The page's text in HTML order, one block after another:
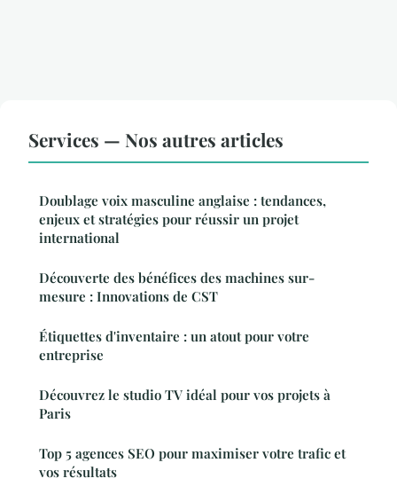
Services — Nos autres articles
Doublage voix masculine anglaise : tendances,
enjeux et stratégies pour réussir un projet
international
Découverte des bénéfices des machines sur-
mesure : Innovations de CST
Étiquettes d'inventaire : un atout pour votre
entreprise
Découvrez le studio TV idéal pour vos projets à
Paris
Top 5 agences SEO pour maximiser votre trafic et
vos résultats